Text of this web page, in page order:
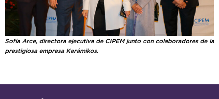
Sofía Arce, directora ejecutiva de CIPEM junto con colaboradores de la
prestigiosa empresa Kerámikos.